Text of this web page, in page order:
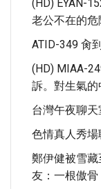
(HD) EYAN-
老公不在的
ATID-349 肏
(HD) MIAA-
訴。對生氣
台灣午夜聊天
色情真人秀場
鄭伊健被雪
友：一根傲骨